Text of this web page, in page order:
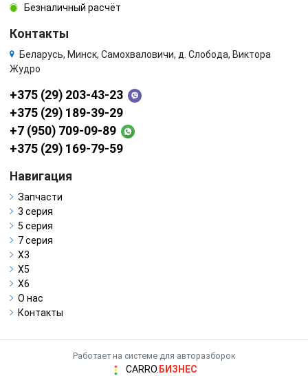
Безналичный расчёт
Контакты
Беларусь, Минск, Самохваловичи, д. Слобода, Виктора
Жудро
+375 (29) 203-43-23
+375 (29) 189-39-29
+7 (950) 709-09-89
+375 (29) 169-79-59
Навигация
Запчасти
3 серия
5 серия
7 серия
X3
X5
X6
О нас
Контакты
Работает на системе для авторазборок
CARRO. БИЗНЕС